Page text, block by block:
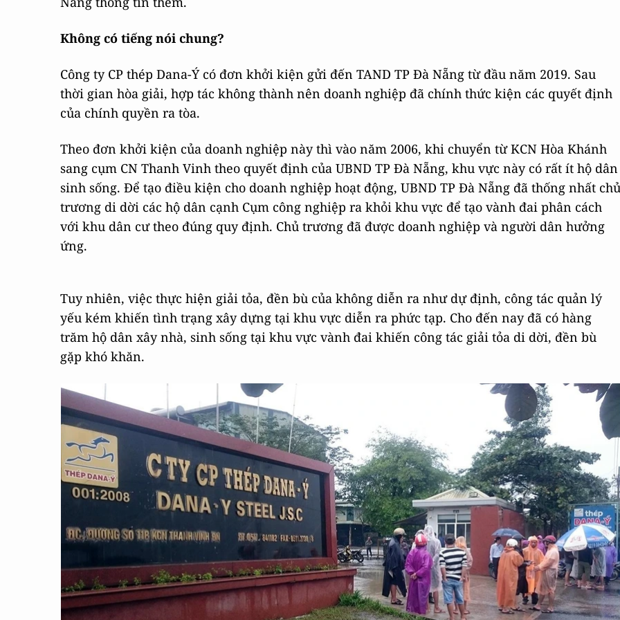
Không có tiếng nói chung?
Công ty CP thép Dana-Ý có đơn khởi kiện gửi đến TAND TP Đà Nẵng từ đầu năm 2019. Sau
thời gian hòa giải, hợp tác không thành nên doanh nghiệp đã chính thức kiện các quyết định
của chính quyền ra tòa.
Theo đơn khởi kiện của doanh nghiệp này thì vào năm 2006, khi chuyển từ KCN Hòa Khánh
sang cụm CN Thanh Vinh theo quyết định của UBND TP Đà Nẵng, khu vực này có rất ít hộ dân
sinh sống. Để tạo điều kiện cho doanh nghiệp hoạt động, UBND TP Đà Nẵng đã thống nhất chủ
trương di dời các hộ dân cạnh Cụm công nghiệp ra khỏi khu vực để tạo vành đai phân cách
với khu dân cư theo đúng quy định. Chủ trương đã được doanh nghiệp và người dân hưởng
ứng.
Tuy nhiên, việc thực hiện giải tỏa, đền bù của không diễn ra như dự định, công tác quản lý
yếu kém khiến tình trạng xây dựng tại khu vực diễn ra phức tạp. Cho đến nay đã có hàng
trăm hộ dân xây nhà, sinh sống tại khu vực vành đai khiến công tác giải tỏa di dời, đền bù
gặp khó khăn.